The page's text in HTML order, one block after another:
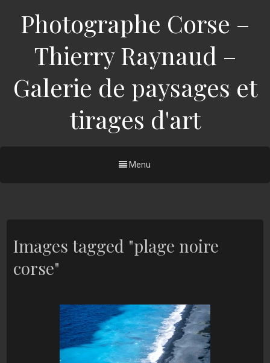
Photographe Corse –
Thierry Raynaud –
Galerie de paysages et
tirages d'art
Menu
Images tagged "plage noire
corse"